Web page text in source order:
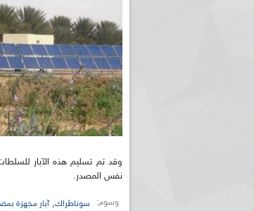
نفس المصدر.
وسوم: سوناطراك,آبار مجهزة